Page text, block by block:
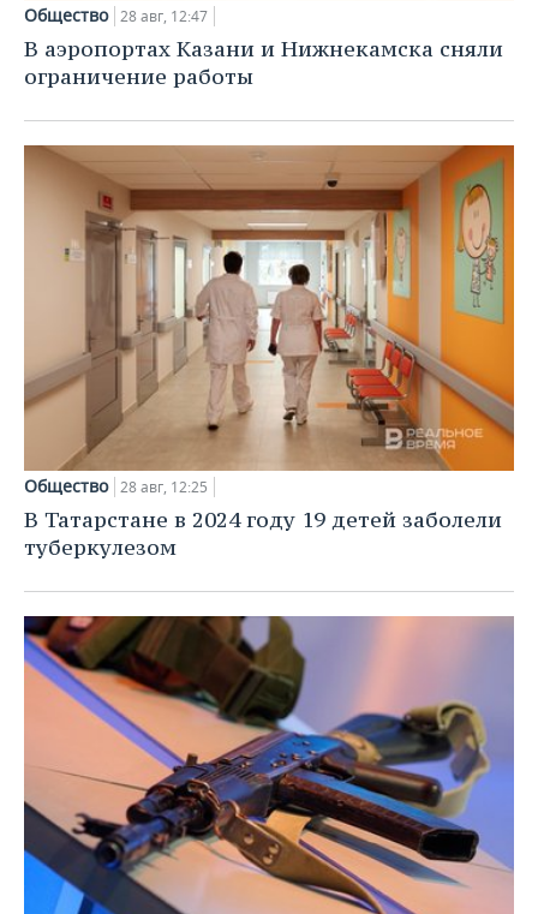
НЕФТЕХИМИЯ
НЕФТЬ
ОПК
ЭНЕРГЕТИКА
РОЗНИЧНАЯ ТОРГОВЛЯ
УСЛУГИ
НОВОСТИ ТЕХНОЛОГИЙ
МЕДИА
ТЕЛЕКОММУНИКАЦИИ
МЕРОПРИЯТИЯ
ВЫЕЗДНАЯ РЕДАКЦИЯ
БИЗНЕС-БРАНЧИ
ONLINE-КОНФЕРЕНЦИИ
ОТКРЫТАЯ ЛЕКЦИЯ
НОВОСТИ СПОРТА
ФУТБОЛ
ХОККЕЙ
БАСКЕТБОЛ
ВОЛЕЙБОЛ
КИБЕРСПОРТ
ФИГУРНОЕ КАТАНИЕ
ВОДНЫЕ ВИДЫ СПОРТА
ХОККЕЙ С МЯЧОМ
ОБЩЕСТВО
НОВОСТИ ОБЩЕСТВА
ВЛАСТЬ
ИНФРАСТРУКТУРА
ИСТОРИЯ
КУЛЬТУРА
МЕДИЦИНА
ОБРАЗОВАНИЕ
ПРОИСШЕСТВИЯ
ФОТОГАЛЕРЕЯ
СЮЖЕТЫ
СПРАВОЧНИК
СПИСОК ПЕРСОН
СПИСОК КОМПАНИЙ
ПОЛНАЯ ВЕРСИЯ
Общество 28 авг, 12:47
В аэропортах Казани и Нижнекамска сняли
ограничение работы
Общество 28 авг, 12:25
В Татарстане в 2024 году 19 детей заболели
туберкулезом